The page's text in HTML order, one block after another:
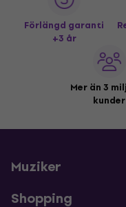
Förlängd garanti
+3 år
Mer än 3
kunder
Muziker
Shopping